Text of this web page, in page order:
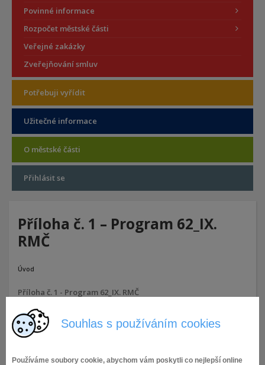
Souhlas s používáním cookies
Používáme soubory cookie, abychom vám poskytli co nejlepší online
Povinné informace
Rozpočet městské části
Veřejné zakázky
Zveřejňování smluv
Potřebuji vyřídit
Užitečné informace
O městské části
Přihlásit se
Příloha č. 1 – Program 62_IX.
RMČ
Úvod
Příloha č. 1 - Program 62_IX. RMČ
55× zobrazeno
15.1.2025